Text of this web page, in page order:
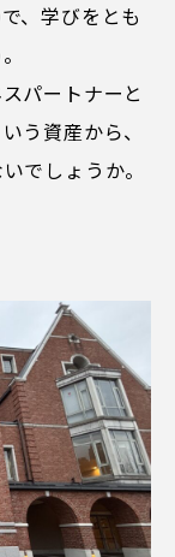
、学びをとも
パートナーと
う資産から、
でしょうか。